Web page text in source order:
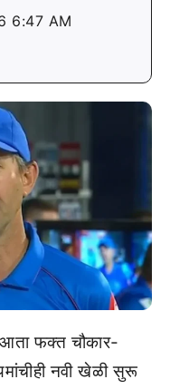
6:47 AM
फक्त चौकार-
नवी खेळी सुरू